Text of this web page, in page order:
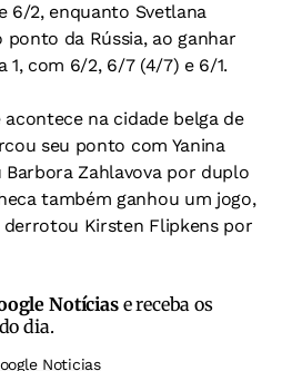
6/2, enquanto Svetlana
da Rússia, ao ganhar
1, com 6/2, 6/7 (4/7) e 6/1.
na cidade belga de
seu ponto com Yanina
Barbora Zahlavova por duplo
também ganhou um jogo,
derrotou Kirsten Flipkens por
Notíciase receba os
dia.
Noticias